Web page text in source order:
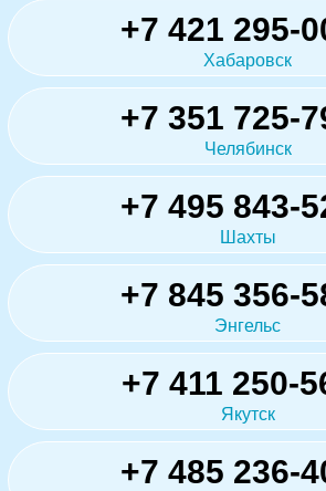
+7 421 295-
Хабаровск
+7 351 725-
Челябинск
+7 495 843-
Шахты
+7 845 356-
Энгельс
+7 411 250-
Якутск
+7 485 236-